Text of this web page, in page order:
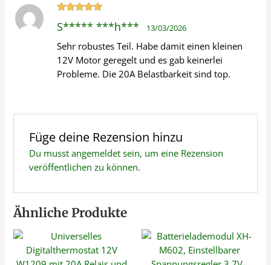
mit5von 5
S***** ***h*** 13/03/2026
Sehr robustes Teil. Habe damit einen kleinen
12V Motor geregelt und es gab keinerlei
Probleme. Die 20A Belastbarkeit sind top.
Füge deine Rezension hinzu
Du musst angemeldetsein, um eine Rezension
veröffentlichen zu können.
Ähnliche Produkte